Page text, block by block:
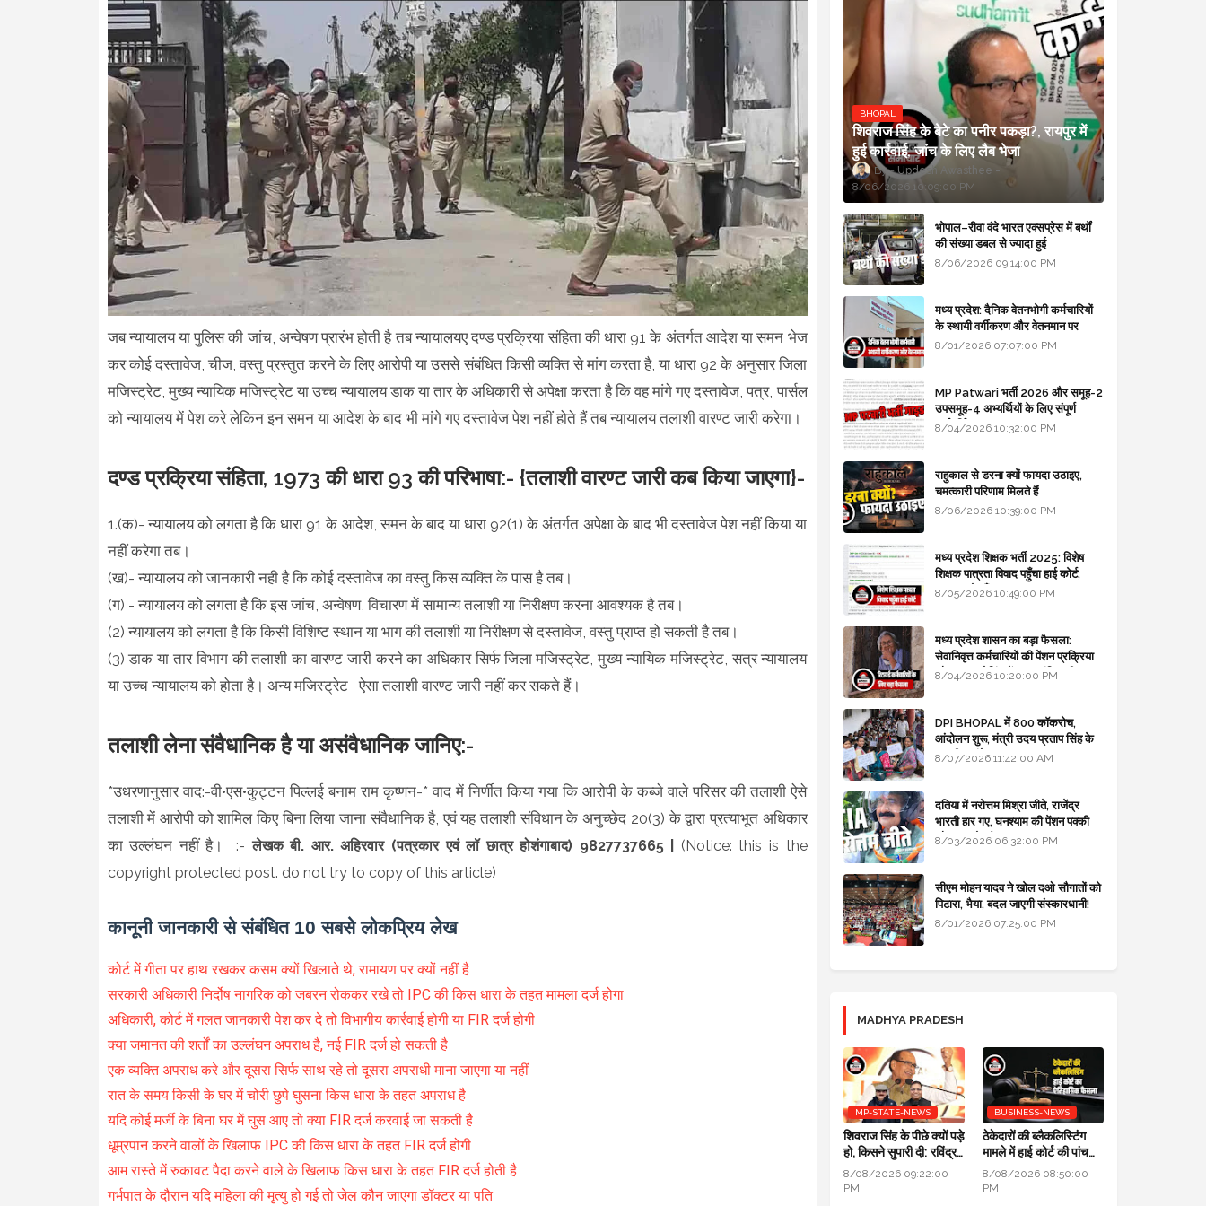
जब न्यायालय या पुलिस की जांच, अन्वेषण प्रारंभ होती है तब न्यायालयए दण्ड प्रक्रिया संहिता की धारा 91 के अंतर्गत आदेश या समन भेज
कर कोई दस्तावेज, चीज, वस्तु प्रस्तुत करने के लिए आरोपी या उससे संबंधित किसी व्यक्ति से मांग करता है, या धारा 92 के अनुसार जिला
मजिस्ट्रेट, मुख्य न्यायिक मजिस्ट्रेट या उच्च न्यायालय डाक या तार के अधिकारी से अपेक्षा करता है कि वह मांगे गए दस्तावेज, पत्र, पार्सल
को न्यायालय में पेश करे लेकिन इन समन या आदेश के बाद भी मांगे गए दस्तावेज पेश नहीं होते हैं तब न्यायालय तलाशी वारण्ट जारी करेगा।
दण्ड प्रक्रिया संहिता, 1973 की धारा 93 की परिभाषा:- {तलाशी वारण्ट जारी कब किया जाएगा}-
1.(क)- न्यायालय को लगता है कि धारा 91 के आदेश, समन के बाद या धारा 92(1) के अंतर्गत अपेक्षा के बाद भी दस्तावेज पेश नहीं किया या
नहीं करेगा तब।
(ख)- न्यायालय को जानकारी नही है कि कोई दस्तावेज का वस्तु किस व्यक्ति के पास है तब।
(ग) - न्यायालय को लगता है कि इस जांच, अन्वेषण, विचारण में सामान्य तलाशी या निरीक्षण करना आवश्यक है तब।
(2) न्यायालय को लगता है कि किसी विशिष्ट स्थान या भाग की तलाशी या निरीक्षण से दस्तावेज, वस्तु प्राप्त हो सकती है तब।
(3) डाक या तार विभाग की तलाशी का वारण्ट जारी करने का अधिकार सिर्फ जिला मजिस्ट्रेट, मुख्य न्यायिक मजिस्ट्रेट, सत्र न्यायालय
या उच्च न्यायालय को होता है। अन्य मजिस्ट्रेट ऐसा तलाशी वारण्ट जारी नहीं कर सकते हैं।
तलाशी लेना संवैधानिक है या असंवैधानिक जानिए:-
*उधरणानुसार वाद:-वी•एस•कुट्टन पिल्लई बनाम राम कृष्णन-* वाद में निर्णीत किया गया कि आरोपी के कब्जे वाले परिसर की तलाशी ऐसे
तलाशी में आरोपी को शामिल किए बिना लिया जाना संवैधानिक है, एवं यह तलाशी संविधान के अनुच्छेद 20(3) के द्वारा प्रत्याभूत अधिकार
का उल्लंघन नहीं है।
:-लेखकबी. आर. अहिरवार (पत्रकार एवं लॉ छात्र होशंगाबाद) 9827737665 | (Notice: this is the
copyright protected post. do not try to copy of this article)
कानूनी जानकारी से संबंधित 10 सबसे लोकप्रिय लेख
कोर्ट में गीता पर हाथ रखकर कसम क्यों खिलाते थे, रामायण पर क्यों नहीं है
सरकारी अधिकारी निर्दोष नागरिक को जबरन रोककर रखे तो IPC की किस धारा के तहत मामला दर्ज होगा
अधिकारी, कोर्ट में गलत जानकारी पेश कर दे तो विभागीय कार्रवाई होगी या FIR दर्ज होगी
क्या जमानत की शर्तों का उल्लंघन अपराध है, नई FIR दर्ज हो सकती है
एक व्यक्ति अपराध करे और दूसरा सिर्फ साथ रहे तो दूसरा अपराधी माना जाएगा या नहीं
रात के समय किसी के घर में चोरी छुपे घुसना किस धारा के तहत अपराध है
यदि कोई मर्जी के बिना घर में घुस आए तो क्या FIR दर्ज करवाई जा सकती है
धूम्रपान करने वालों के खिलाफ IPC की किस धारा के तहत FIR दर्ज होगी
आम रास्ते में रुकावट पैदा करने वाले के खिलाफ किस धारा के तहत FIR दर्ज होती है
गर्भपात के दौरान यदि महिला की मृत्यु हो गई तो जेल कौन जाएगा डॉक्टर या पति
BHOPAL
शिवराज सिंह के बेटे का पनीर पकड़ा?, रायपुर में
हुई कार्रवाई, जांच के लिए लैब भेजा
Updesh Awasthee
8/06/2026 10:09:00 PM
भोपाल–रीवा वंदे भारत एक्सप्रेस में बर्थों
की संख्या डबल से ज्यादा हुई
8/06/2026 09:14:00 PM
मध्य प्रदेश: दैनिक वेतनभोगी कर्मचारियों
के स्थायी वर्गीकरण और वेतनमान पर
सरकार का बड़ा स्पष्टीकरण
8/01/2026 07:07:00 PM
MP Patwari भर्ती 2026 और समूह-2
उपसमूह-4 अभ्यर्थियों के लिए संपूर्ण
मार्गदर्शिका
8/04/2026 10:32:00 PM
राहुकाल से डरना क्यों फायदा उठाइए,
चमत्कारी परिणाम मिलते हैं
8/06/2026 10:39:00 PM
मध्य प्रदेश शिक्षक भर्ती 2025: विशेष
शिक्षक पात्रता विवाद पहुँचा हाई कोर्ट;
सरकार से माँगा जवाब
8/05/2026 10:49:00 PM
मध्य प्रदेश शासन का बड़ा फैसला:
सेवानिवृत्त कर्मचारियों की पेंशन प्रक्रिया
और बजट कोडिंग में हुए क्रांतिकारी
8/04/2026 10:20:00 PM
DPI BHOPAL में 800 कॉकरोच,
आंदोलन शुरू, मंत्री उदय प्रताप सिंह के
घर भी जाएंगे
8/07/2026 11:42:00 AM
दतिया में नरोत्तम मिश्रा जीते, राजेंद्र
भारती हार गए, घनश्याम की पेंशन पक्की
और आशुतोष बैक टू...
8/03/2026 06:32:00 PM
सीएम मोहन यादव ने खोल दओ सौगातों को
पिटारा, भैया, बदल जाएगी संस्कारधानी!
8/01/2026 07:25:00 PM
MADHYA PRADESH
MP-STATE-NEWS
शिवराज सिंह के पीछे क्यों पड़े
हो, किसने सुपारी दी: रविंद्र
जैन का सवाल, आजाद सिंह
का जवाब
8/08/2026 09:22:00
PM
BUSINESS-NEWS
ठेकेदारों की ब्लैकलिस्टिंग
मामले में हाई कोर्ट की पांच
न्यायाधीशों की पूर्ण पीठ का
ऐतिहासिक फैसला
8/08/2026 08:50:00
PM